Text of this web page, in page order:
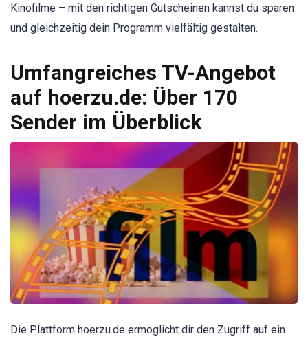
Kinofilme – mit den richtigen Gutscheinen kannst du sparen
und gleichzeitig dein Programm vielfältig gestalten.
Umfangreiches TV-Angebot
auf hoerzu.de: Über 170
Sender im Überblick
Die Plattform hoerzu.de ermöglicht dir den Zugriff auf ein